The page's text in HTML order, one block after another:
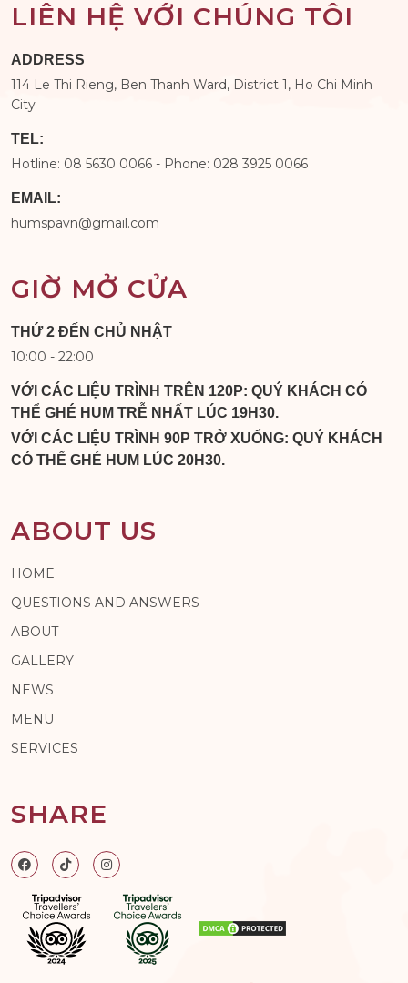
LIÊN HỆ VỚI CHÚNG TÔI
ADDRESS
114 Le Thi Rieng, Ben Thanh Ward, District 1, Ho Chi Minh
City
TEL:
Hotline: 08 5630 0066 - Phone: 028 3925 0066
EMAIL:
humspavn@gmail.com
GIỜ MỞ CỬA
THỨ 2 ĐẾN CHỦ NHẬT
10:00 - 22:00
VỚI CÁC LIỆU TRÌNH TRÊN 120P: QUÝ KHÁCH CÓ
THỂ GHÉ HUM TRỄ NHẤT LÚC 19H30.
VỚI CÁC LIỆU TRÌNH 90P TRỞ XUỐNG: QUÝ KHÁCH
CÓ THỂ GHÉ HUM LÚC 20H30.
ABOUT US
HOME
QUESTIONS AND ANSWERS
ABOUT
GALLERY
NEWS
MENU
SERVICES
SHARE